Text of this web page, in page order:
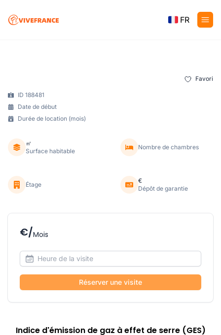
FR
Favori
ID 188481
Date de début
Durée de location (mois)
㎡
Surface habitable
Nombre de chambres
Étage
€
Dépôt de garantie
€/Mois
Réserver une visite
Indice d'émission de gaz à effet de serre (GES)